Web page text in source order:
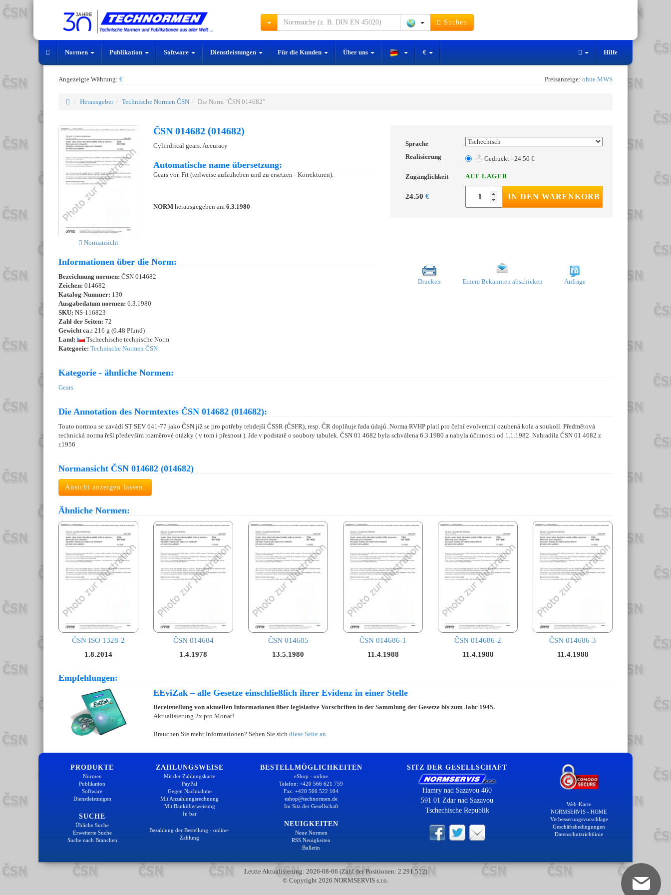
Suchen
Normen Publikation Software Dienstleistungen Für die Kunden Über uns € Hilfe
Angezeigte Währung: € Preisanzeige: ohne MWS
Herausgeber Technische Normen ČSN Die Norm "ČSN 014682"
Normansicht
ČSN 014682 (014682)
Cylindrical gears. Accuracy
Automatische name übersetzung:
Gears vor. Fit (teilweise aufzuheben und zu ersetzen - Korrekturen).
NORM herausgegeben am 6.3.1980
Sprache
Realisierung
Gedruckt - 24.50 €
Zugänglichkeit AUF LAGER
24.50 € IN DEN WARENKORB
Informationen über die Norm:
Bezeichnung normen: ČSN 014682
Zeichen: 014682
Katalog-Nummer: 130
Ausgabedatum normen: 6.3.1980
SKU: NS-116823
Zahl der Seiten: 72
Gewicht ca.: 216 g (0.48 Pfund)
Land:
Tschechische technische Norm
Kategorie: Technische Normen ČSN
Drucken Einem Bekannten abschicken Anfrage
Kategorie - ähnliche Normen:
Gears
Die Annotation des Normtextes ČSN 014682 (014682):
Touto normou se zavádí ST SEV 641-77 jako ČSN jíž se pro potřeby tehdejší ČSSR (ČSFR), resp. ČR doplňuje řada údajů. Norma RVHP platí pro čelní evolventní ozubená kola a soukolí. Předmětová
technická norma řeší především rozměrové otázky ( v tom i přesnost ). Jde v podstatě o soubory tabulek. ČSN 01 4682 byla schválena 6.3.1980 a nabyla účinnosti od 1.1.1982. Nahradila ČSN 01 4682 z
r.1956
Normansicht ČSN 014682 (014682)
Ansicht anzeigen lassen.
Ähnliche Normen:
ČSN ISO 1328-2
1.8.2014
ČSN 014684
1.4.1978
ČSN 014685
13.5.1980
ČSN 014686-1
11.4.1988
ČSN 014686-2
11.4.1988
ČSN 014686-3
11.4.1988
Empfehlungen:
EEviZak – alle Gesetze einschließlich ihrer Evidenz in einer Stelle
Bereitstellung von aktuellen Informationen über legislative Vorschriften in der Sammlung der Gesetze bis zum Jahr 1945.
Aktualisierung 2x pro Monat!
Brauchen Sie mehr Informationen? Sehen Sie sich diese Seite an.
PRODUKTE
Normen
Publikation
Software
Dienstleistungen
SUCHE
Übliche Suche
Erweiterte Suche
Suche nach Branchen
ZAHLUNGSWEISE
Mit der Zahlungskarte
PayPal
Gegen Nachnahme
Mit Anzahlungsrechnung
Mit Banküberweisung
In bar
Bezahlung der Bestellung - online-
Zahlung
BESTELLMÖGLICHKEITEN
eShop - online
Telefon: +420 566 621 759
Fax: +420 566 522 104
eshop@technormen.de
Im Sitz der Gesellschaft
NEUIGKEITEN
Neue Normen
RSS Neuigkeiten
Bulletin
SITZ DER GESELLSCHAFT
Hamry nad Sazavou 460
591 01 Zdar nad Sazavou
Tschechische Republik
Web-Karte
NORMSERVIS - HOME
Verbesserungsvorschläge
Geschäftsbedingungen
Datenschutzrichtlinie
Letzte Aktualisierung: 2026-08-06 (Zahl der Positionen: 2 291 512)
© Copyright 2026 NORMSERVIS s.r.o.